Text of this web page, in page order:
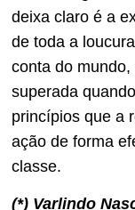
deixa claro é a
de toda a
conta do
superada
princípios que a
ação de forma
classe.
(*) Varlindo